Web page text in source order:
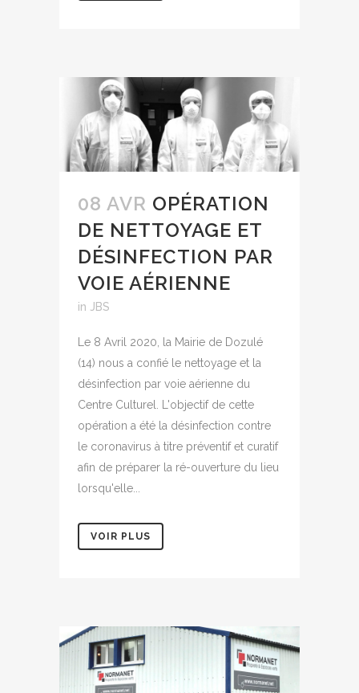
08 AVR OPÉRATION
DE NETTOYAGE ET
DÉSINFECTION PAR
VOIE AÉRIENNE
in JBS
Le 8 Avril 2020, la Mairie de Dozulé
(14) nous a confié le nettoyage et la
désinfection par voie aérienne du
Centre Culturel. L'objectif de cette
opération a été la désinfection contre
le coronavirus à titre préventif et curatif
afin de préparer la ré-ouverture du lieu
lorsqu'elle...
VOIR PLUS